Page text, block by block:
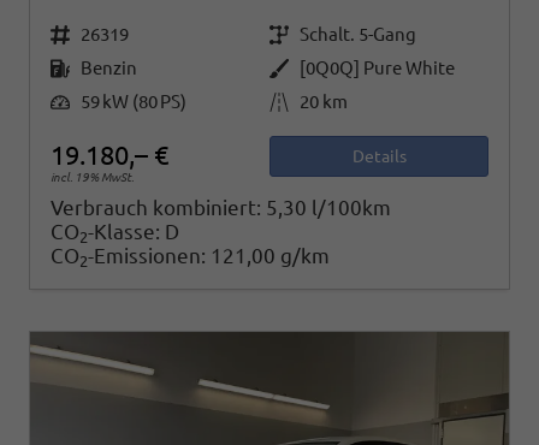
Fahrzeugnr. 26319 Getriebe Schalt. 5-Gang
Kraftstoff Benzin Außenfarbe
[0Q0Q] Pure White
Leistung 59 kW (80 PS) Kilometerstand 20 km
19.180,– €
incl. 19% MwSt.
Details
Verbrauch kombiniert: 5,30 l/100km
CO2-Klasse: D
CO2-Emissionen: 121,00 g/km